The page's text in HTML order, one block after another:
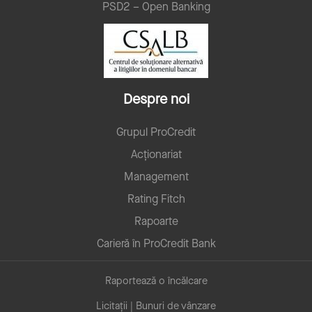
PSD2 – Open Banking
Despre noi
Grupul ProCredit
Acționariat
Management
Rating Fitch
Rapoarte
Carieră în ProCredit Bank
Raportează o încălcare
Licitații | Bunuri de vânzare